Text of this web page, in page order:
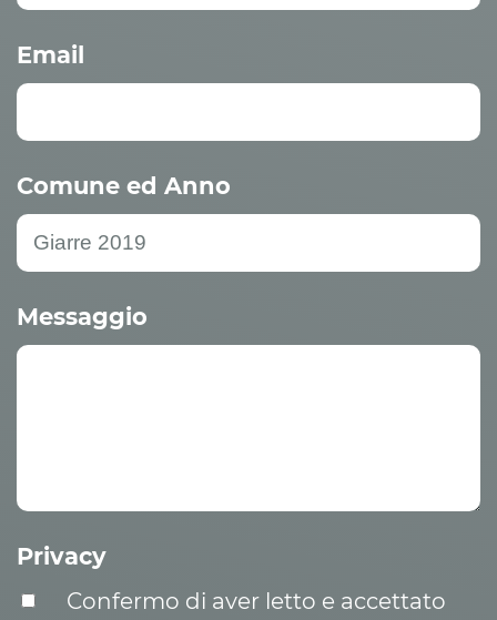
Email
Comune ed Anno
Messaggio
Privacy
Confermo di aver letto e accettato